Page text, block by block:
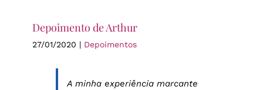
Depoimento de Arthur
27/01/2020 | Depoimentos
A minha experiência marcante